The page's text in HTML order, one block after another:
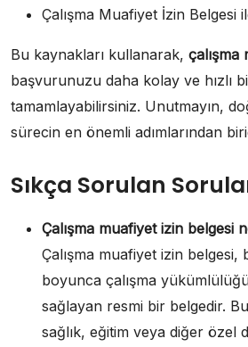
Çalışma Muafiyet İzin Belgesi
Bu kaynakları kullanarak, çalışma
başvurunuzu daha kolay ve hızlı
tamamlayabilirsiniz. Unutmayın,
sürecin en önemli adımlarından
Sıkça Sorulan
Çalışma muafiyet izin belgesi
Çalışma muafiyet izin belgesi,
boyunca çalışma
sağlayan resmi bir belgedir.
sağlık, eğitim veya diğer özel